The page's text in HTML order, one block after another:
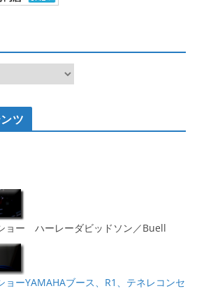
ツ
ョー ハーレーダビッドソン／Buell
ーYAMAHAブース、R1、テネレコンセ